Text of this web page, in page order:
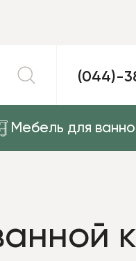
(044)-
Мебель для